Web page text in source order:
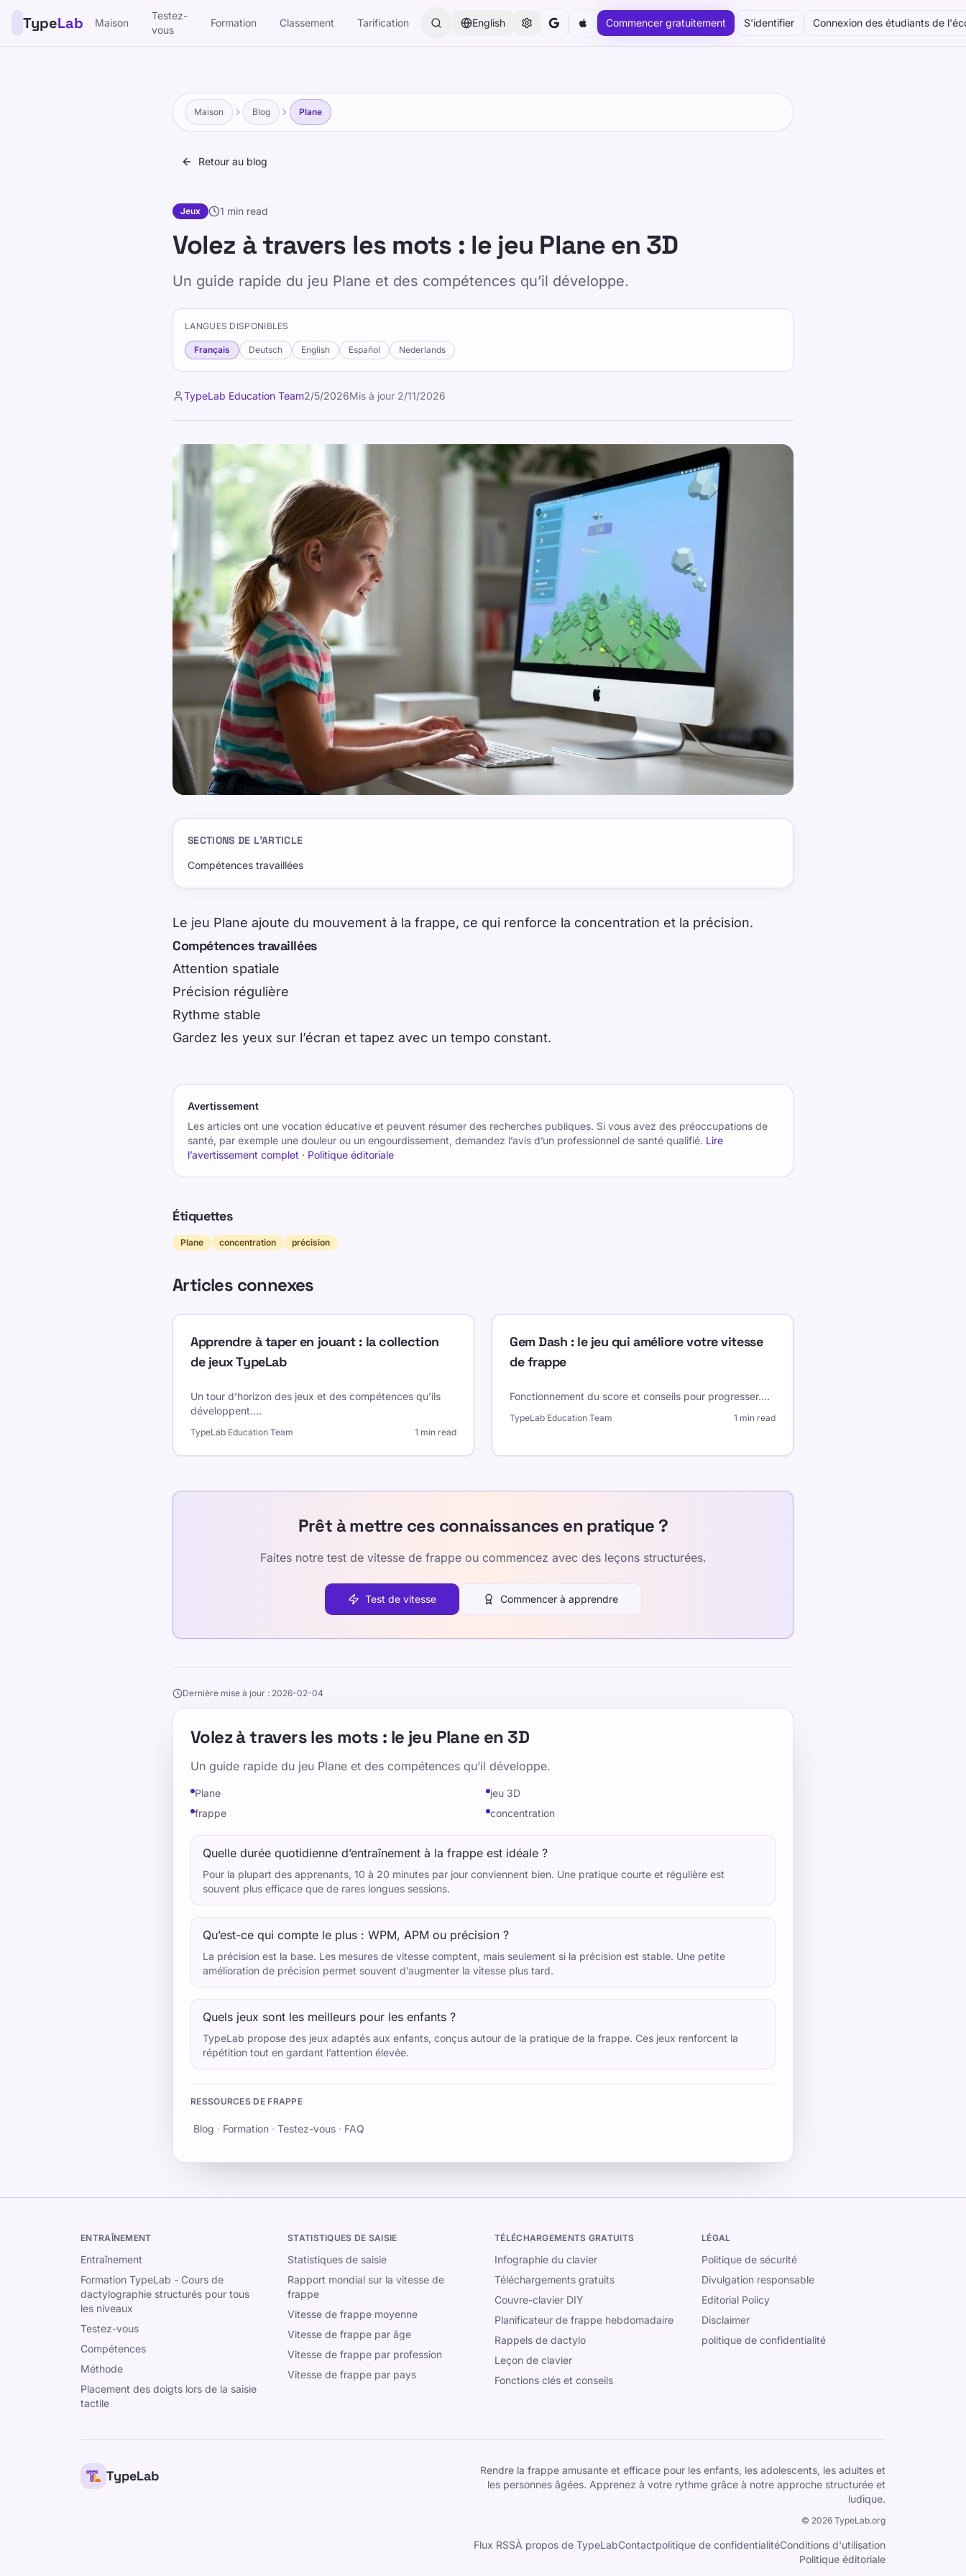
TypeLab Maison
Testez-
vous
Formation Classement Tarification English Commencer gratuitement S'identifier Connexion des étudiants de
Maison Blog Plane
Retour au blog
Jeux 1 min read
Volez à travers les mots : le jeu Plane en 3D
Un guide rapide du jeu Plane et des compétences qu’il développe.
LANGUES DISPONIBLES
Français Deutsch English Español Nederlands
TypeLab Education Team2/5/2026Mis à jour 2/11/2026
SECTIONS DE L’ARTICLE
Compétences travaillées
Le jeu Plane ajoute du mouvement à la frappe, ce qui renforce la concentration et la précision.
Compétences travaillées
Attention spatiale
Précision régulière
Rythme stable
Gardez les yeux sur l’écran et tapez avec un tempo constant.
Avertissement
Les articles ont une vocation éducative et peuvent résumer des recherches publiques. Si vous avez des préoccupations de
santé, par exemple une douleur ou un engourdissement, demandez l’avis d’un professionnel de santé qualifié. Lire
l’avertissement complet · Politique éditoriale
Étiquettes
Plane concentration précision
Articles connexes
Apprendre à taper en jouant : la collection
de jeux TypeLab
Un tour d’horizon des jeux et des compétences qu’ils
développent....
TypeLab Education Team 1 min read
Gem Dash : le jeu qui améliore votre vitesse
de frappe
Fonctionnement du score et conseils pour progresser....
TypeLab Education Team 1 min read
Prêt à mettre ces connaissances en pratique ?
Faites notre test de vitesse de frappe ou commencez avec des leçons structurées.
Test de vitesse Commencer à apprendre
Dernière mise à jour : 2026-02-04
Volez à travers les mots : le jeu Plane en 3D
Un guide rapide du jeu Plane et des compétences qu’il développe.
Plane
jeu 3D
frappe
concentration
Quelle durée quotidienne d’entraînement à la frappe est idéale ?
Pour la plupart des apprenants, 10 à 20 minutes par jour conviennent bien. Une pratique courte et régulière est
souvent plus efficace que de rares longues sessions.
Qu’est-ce qui compte le plus : WPM, APM ou précision ?
La précision est la base. Les mesures de vitesse comptent, mais seulement si la précision est stable. Une petite
amélioration de précision permet souvent d’augmenter la vitesse plus tard.
Quels jeux sont les meilleurs pour les enfants ?
TypeLab propose des jeux adaptés aux enfants, conçus autour de la pratique de la frappe. Ces jeux renforcent la
répétition tout en gardant l’attention élevée.
RESSOURCES DE FRAPPE
Blog · Formation · Testez-vous · FAQ
ENTRAÎNEMENT
Entraînement
Formation TypeLab - Cours de
dactylographie structurés pour tous
les niveaux
Testez-vous
Compétences
Méthode
Placement des doigts lors de la saisie
tactile
STATISTIQUES DE SAISIE
Statistiques de saisie
Rapport mondial sur la vitesse de
frappe
Vitesse de frappe moyenne
Vitesse de frappe par âge
Vitesse de frappe par profession
Vitesse de frappe par pays
TÉLÉCHARGEMENTS GRATUITS
Infographie du clavier
Téléchargements gratuits
Couvre-clavier DIY
Planificateur de frappe hebdomadaire
Rappels de dactylo
Leçon de clavier
Fonctions clés et conseils
LÉGAL
Politique de sécurité
Divulgation responsable
Editorial Policy
Disclaimer
politique de confidentialité
TypeLab
Rendre la frappe amusante et efficace pour les enfants, les adolescents, les adultes et
les personnes âgées. Apprenez à votre rythme grâce à notre approche structurée et
ludique.
© 2026 TypeLab.org
Flux RSSÀ propos de TypeLabContactpolitique de confidentialitéConditions d'utilisation
Politique éditoriale